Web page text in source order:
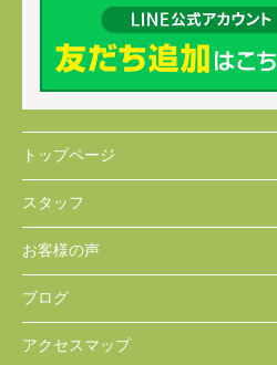
トップページ
スタッフ
お客様の声
ブログ
アクセスマップ